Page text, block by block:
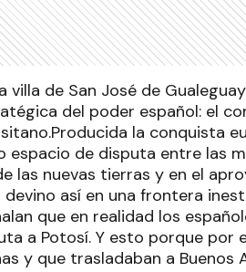
villa de San José de
del poder español: el
la conquista
espacio de disputa entre las
las nuevas tierras y en el
así en una frontera
que en realidad los
a Potosí. Y esto porque por
y que trasladaban a Buenos